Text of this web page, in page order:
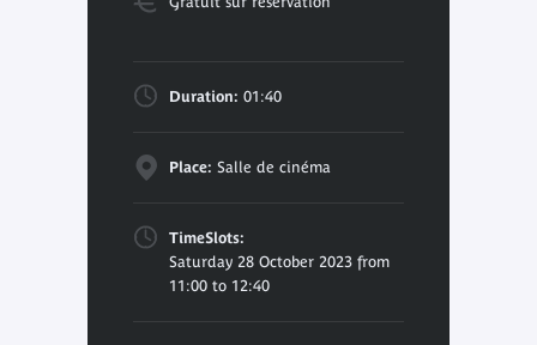
Duration: 01:40
Place: Salle de cinéma
TimeSlots:
Saturday 28 October 2023 from
11:00 to 12:40